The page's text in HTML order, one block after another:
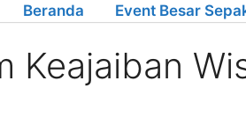
Beranda Event Besar
Keajaiban